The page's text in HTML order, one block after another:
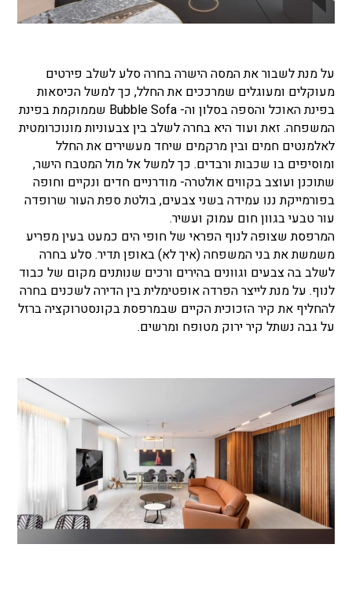
על מנת לשבור את המסה הישרה בחרה סלע לשלב פירטים
מעוקלים ומעוגלים שמרככים את החלל, כך למשל הכיסאות
בפינת האוכל והספה בסלון וה- Bubble Sofa שממוקמת בפינת
המשפחה. זאת ועוד היא בחרה לשלב בין צבעוניות מונוכרומטית
לאלמנטים חמים ובין מרקמים שיחד מעשירים את החלל
ומוסיפים בו שכבות ורבדים. כך למשל אל מול המטבח הישר,
שתוכנן ועוצב בקווים אולטרה- מודרניים חדים ונקיים וחופה
בפורמייקת ננו עמידה בשני צבעים, בולטת ספת העור שרופדה
עור טבעי בגוון חום עמוק ועשיר.
המרפסת שצופה לנוף הפראי של חופי הים כמעט בעין מפריע
משמשת את בני המשפחה (איך לא) באופן תדיר. סלע בחרה
לשלב בה צבעים וגוונים בהירים ורכים שנותנים מקום של כבוד
לנוף. על מנת לייצר הפרדה אופטימלית בין הדירה לשכנים בחרה
להחליף את קיר הזכוכית הקיים שבמרפסת בקונסטרוקציה ברזל
על גבה נשתל קיר ירוק מטופח ומרשים.